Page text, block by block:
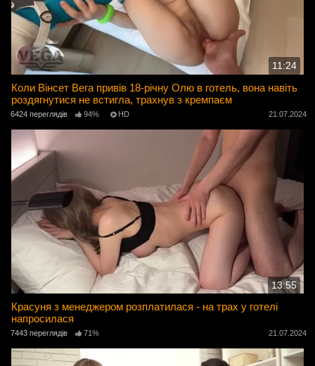
11:24
Коли Вінсет Вега привів 18-річну Олю в готель, вона навіть
роздягнутися не встигла, трахнув з кремпаєм
6424 переглядів 94% HD 21.07.2024
13:55
Красуня з менеджером розплатилася - на трах у готелі
напросилася
7443 переглядів 71% 21.07.2024